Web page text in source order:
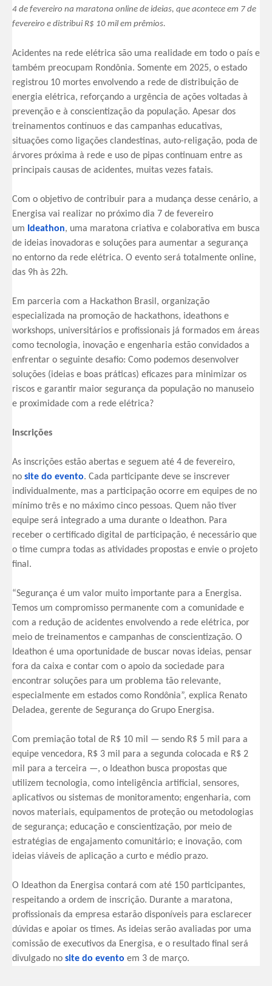
4 de fevereiro na maratona online de ideias, que acontece em 7 de
fevereiro e distribui R$ 10 mil em prêmios.
Acidentes na rede elétrica são uma realidade em todo o país e
também preocupam Rondônia. Somente em 2025, o estado
registrou 10 mortes envolvendo a rede de distribuição de
energia elétrica, reforçando a urgência de ações voltadas à
prevenção e à conscientização da população. Apesar dos
treinamentos contínuos e das campanhas educativas,
situações como ligações clandestinas, auto-religação, poda de
árvores próxima à rede e uso de pipas continuam entre as
principais causas de acidentes, muitas vezes fatais.
Com o objetivo de contribuir para a mudança desse cenário, a
Energisa vai realizar no próximo dia 7 de fevereiro
um Ideathon, uma maratona criativa e colaborativa em busca
de ideias inovadoras e soluções para aumentar a segurança
no entorno da rede elétrica. O evento será totalmente online,
das 9h às 22h.
Em parceria com a Hackathon Brasil, organização
especializada na promoção de hackathons, ideathons e
workshops, universitários e profissionais já formados em áreas
como tecnologia, inovação e engenharia estão convidados a
enfrentar o seguinte desafio: Como podemos desenvolver
soluções (ideias e boas práticas) eficazes para minimizar os
riscos e garantir maior segurança da população no manuseio
e proximidade com a rede elétrica?
Inscrições
As inscrições estão abertas e seguem até 4 de fevereiro,
no site do evento. Cada participante deve se inscrever
individualmente, mas a participação ocorre em equipes de no
mínimo três e no máximo cinco pessoas. Quem não tiver
equipe será integrado a uma durante o Ideathon. Para
receber o certificado digital de participação, é necessário que
o time cumpra todas as atividades propostas e envie o projeto
final.
“Segurança é um valor muito importante para a Energisa.
Temos um compromisso permanente com a comunidade e
com a redução de acidentes envolvendo a rede elétrica, por
meio de treinamentos e campanhas de conscientização. O
Ideathon é uma oportunidade de buscar novas ideias, pensar
fora da caixa e contar com o apoio da sociedade para
encontrar soluções para um problema tão relevante,
especialmente em estados como Rondônia”, explica Renato
Deladea, gerente de Segurança do Grupo Energisa.
Com premiação total de R$ 10 mil — sendo R$ 5 mil para a
equipe vencedora, R$ 3 mil para a segunda colocada e R$ 2
mil para a terceira —, o Ideathon busca propostas que
utilizem tecnologia, como inteligência artificial, sensores,
aplicativos ou sistemas de monitoramento; engenharia, com
novos materiais, equipamentos de proteção ou metodologias
de segurança; educação e conscientização, por meio de
estratégias de engajamento comunitário; e inovação, com
ideias viáveis de aplicação a curto e médio prazo.
O Ideathon da Energisa contará com até 150 participantes,
respeitando a ordem de inscrição. Durante a maratona,
profissionais da empresa estarão disponíveis para esclarecer
dúvidas e apoiar os times. As ideias serão avaliadas por uma
comissão de executivos da Energisa, e o resultado final será
divulgado no site do evento em 3 de março.